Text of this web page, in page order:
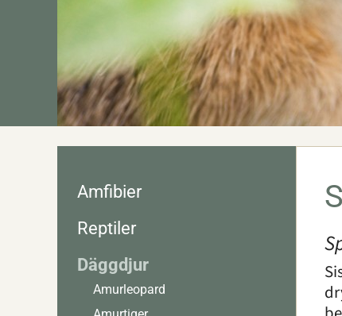
Amfibier
Reptiler
Däggdjur
Amurleopard